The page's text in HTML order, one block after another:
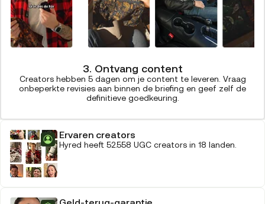
3. Ontvang content
Creators hebben 5 dagen om je content te leveren. Vraag
onbeperkte revisies aan binnen de briefing en geef zelf de
definitieve goedkeuring.
Ervaren creators
Hyred heeft 52.558 UGC creators in 18 landen.